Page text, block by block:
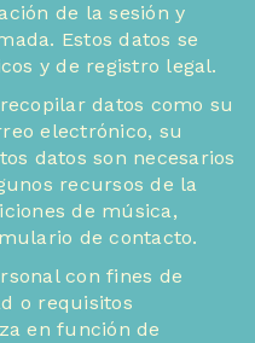
de la sesión y
Estos datos se
y de registro legal.
datos como su
electrónico, su
datos son necesarios
recursos de la
de música,
de contacto.
con fines de
o requisitos
en función de